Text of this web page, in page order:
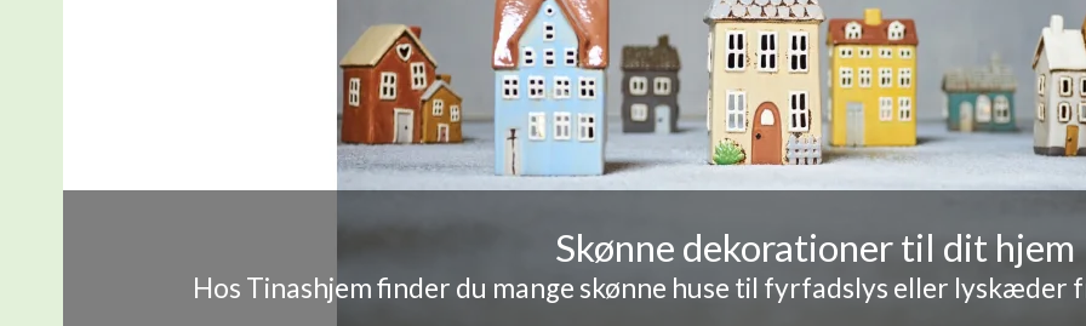
Skønne dekorationer til dit hjem
Hos Tinashjem finder du mange skønne huse til fyrfadslys eller lyskæder